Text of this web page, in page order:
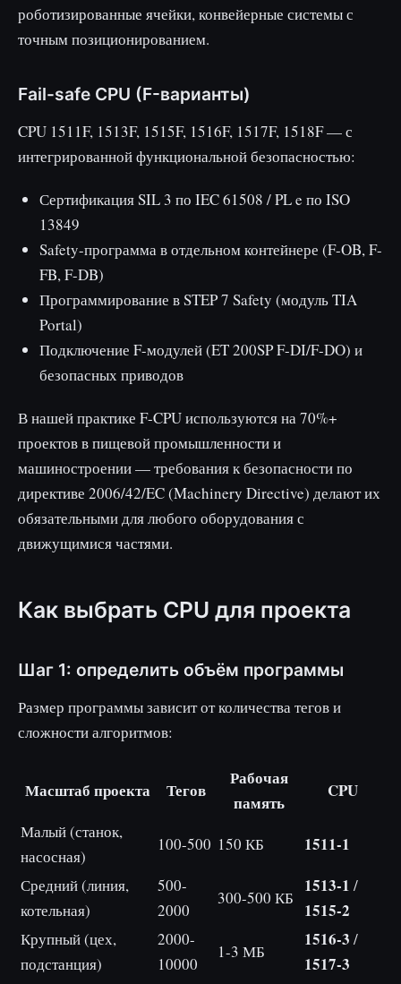
роботизированные ячейки, конвейерные системы с
точным позиционированием.
Fail-safe CPU (F-варианты)
CPU 1511F, 1513F, 1515F, 1516F, 1517F, 1518F — с
интегрированной функциональной безопасностью:
Сертификация SIL 3 по IEC 61508 / PL e по ISO
13849
Safety-программа в отдельном контейнере (F-OB, F-
FB, F-DB)
Программирование в STEP 7 Safety (модуль TIA
Portal)
Подключение F-модулей (ET 200SP F-DI/F-DO) и
безопасных приводов
В нашей практике F-CPU используются на 70%+
проектов в пищевой промышленности и
машиностроении — требования к безопасности по
директиве 2006/42/EC (Machinery Directive) делают их
обязательными для любого оборудования с
движущимися частями.
Как выбрать CPU для проекта
Шаг 1: определить объём программы
Размер программы зависит от количества тегов и
сложности алгоритмов:
Масштаб проекта Тегов
Рабочая
память
CPU
Малый (станок,
насосная)
100-500 150 КБ 1511-1
Средний (линия,
котельная)
500-
2000
300-500 КБ
1513-1 /
1515-2
Крупный (цех,
подстанция)
2000-
10000
1-3 МБ
1516-3 /
1517-3